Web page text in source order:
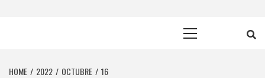
HOME 2022 OCTUBRE 16